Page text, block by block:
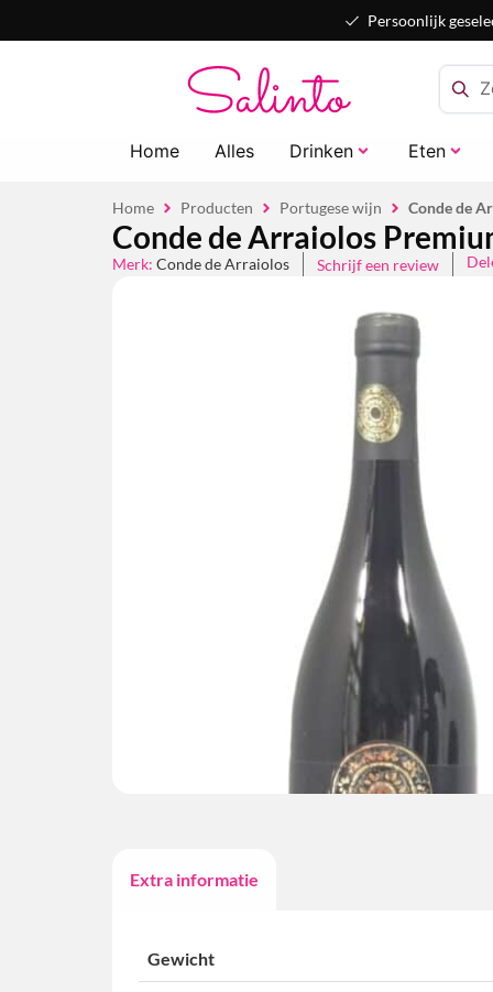
Persoonlijk
Home Alles Drinken Eten
Home Producten Portugese wijn Conde de
Conde de Arraiolos
Merk: Conde de Arraiolos Schrijf een review
Extra informatie
Gewicht